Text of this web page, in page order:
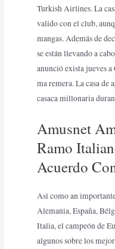
Turkish Airlines. La
valido con el club,
mangas. Además de
se están llevando a
anunció exista jueves
ma remera. La casa de
casaca millonaria
Amusnet
Ramo
Acuerdo
Así como an
Alemania, España,
Italia, el campeón de
algunos sobre los